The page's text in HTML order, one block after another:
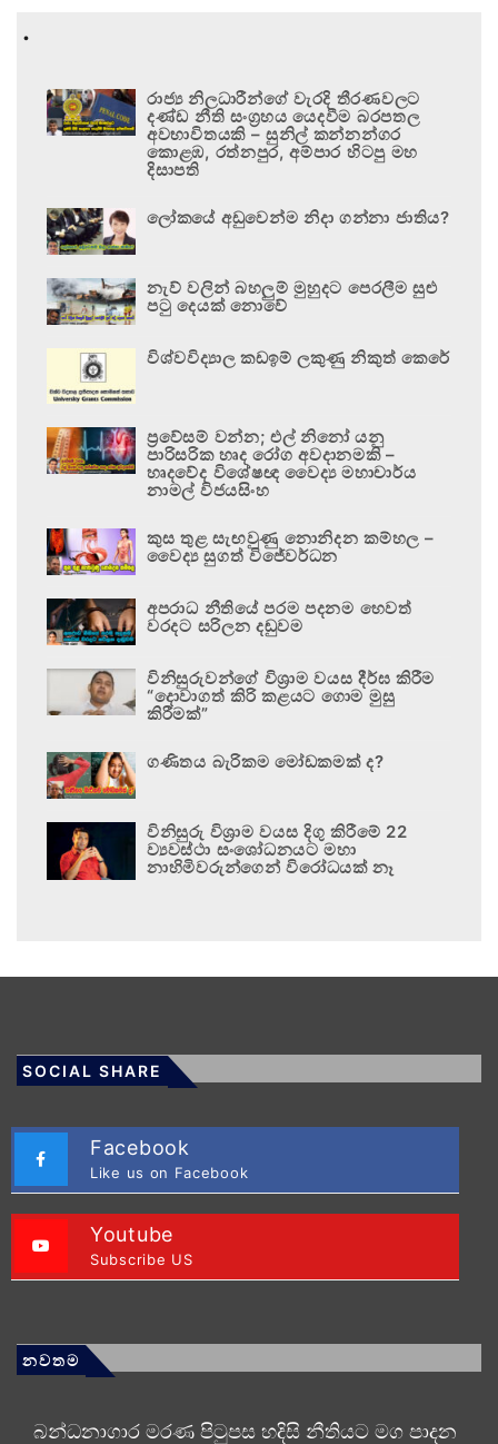
.
රාජ්‍ය නිලධාරීන්ගේ වැරදි තීරණවලට
දණ්ඩ නීති සංග්‍රහය යෙදවීම බරපතල
අවභාවිතයකි – සුනිල් කන්නන්ගර
කොළඹ, රත්නපුර, අම්පාර හිටපු මහ
දිසාපති
ලෝකයේ අඩුවෙන්ම නිදා ගන්නා ජාතිය?
නැව් වලින් බහලුම් මුහුදට පෙරලීම සුළු
පටු දෙයක් නොවේ
විශ්වවිද්‍යාල කඩඉම් ලකුණු නිකුත් කෙරේ
ප්‍රවේසම් වන්න; එල් නිනෝ යනු
පාරිසරික හෘද රෝග අවදානමකි –
හෘදවේද විශේෂඥ වෛද්‍ය මහාචාර්ය
නාමල් විජයසිංහ
කුස තුළ සැඟවුණු නොනිදන කම්හල –
වෛද්‍ය සුගත් විජේවර්ධන
අපරාධ නීතියේ පරම පදනම හෙවත්
වරදට සරිලන දඬුවම
විනිසුරුවන්ගේ විශ්‍රාම වයස දීර්ඝ කිරීම
“දොවාගත් කිරි කළයට ගොම මුසු
කිරීමක්”
ගණිතය බැරිකම මෝඩකමක් ද?
විනිසුරු විශ්‍රාම වයස දිගු කිරීමේ 22
ව්‍යවස්ථා සංශෝධනයට මහා
නාහිමිවරුන්ගෙන් විරෝධයක් නෑ
SOCIAL SHARE
Facebook
Like us on Facebook
Youtube
Subscribe US
නවතම
බන්ධනාගාර මරණ පිටුපස හදිසි නීතියට මග පාදන